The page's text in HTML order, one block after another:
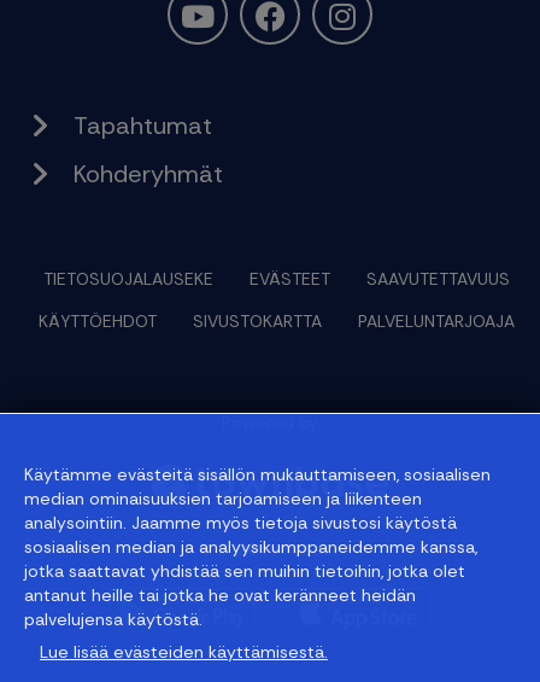
Tapahtumat
Kohderyhmät
TIETOSUOJALAUSEKE EVÄSTEET
SAAVUTETTAVUUS
KÄYTTÖEHDOT
SIVUSTOKARTTA PALVELUNTARJOAJA
© 2026 townbase
Käytämme evästeitä sisällön mukauttamiseen, sosiaalisen
median ominaisuuksien tarjoamiseen ja liikenteen
analysointiin. Jaamme myös tietoja sivustosi käytöstä
sosiaalisen median ja analyysikumppaneidemme kanssa,
jotka saattavat yhdistää sen muihin tietoihin, jotka olet
antanut heille tai jotka he ovat keränneet heidän
palvelujensa käytöstä.
Lue lisää evästeiden käyttämisestä.